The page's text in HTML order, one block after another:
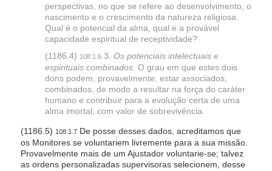
perspectivas, no que se refere ao desenvolvimento, o
nascimento e o crescimento da natureza religiosa.
Qual é o potencial da alma, qual é a provável
capacidade espiritual de receptividade?
(1186.4) 108:1.63. Os potenciais intelectuais e
espirituais combinados. O grau em que estes dois
dons podem, provavelmente, estar associados,
combinados, de modo a resultar na força do caráter
humano e contribuir para a evolução certa de uma
alma imortal, com valor de sobrevivência.
(1186.5) 108:1.7De posse desses dados, acreditamos que
os Monitores se voluntariem livremente para a sua missão.
Provavelmente mais de um Ajustador voluntarie-se; talvez
as ordens personalizadas supervisoras selecionem, desse